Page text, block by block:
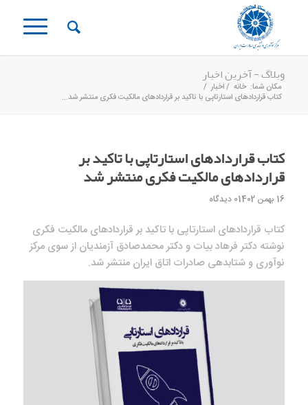
وبلاگ - آخرین اخبار
مکان شما: خانه /اخبار /
کتاب قراردادهای استارتاپی با تاکید بر قراردادهای مالکیت فکری منتشر شد...
کتاب قراردادهای استارتاپی با تاکید بر
قراردادهای مالکیت فکری منتشر شد
16 بهمن 1402 0 دیدگاه
کتاب قراردادهای استارتاپی با تاکید بر قراردادهای مالکیت فکری
نوشته دکتر فرهاد بیات و دکتر محمدصادق آزمندیان از سوی مرکز
نوآوری و شتابدهی صادرات اتاق ایران منتشر شد.